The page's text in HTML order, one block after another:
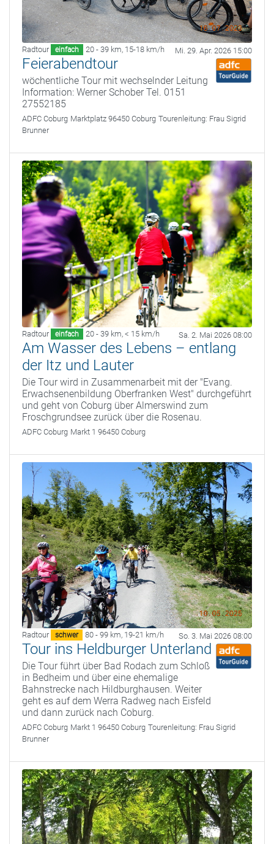
Radtour einfach 20 - 39 km, 15-18 km/h Mi. 29. Apr. 2026 15:00
Feierabendtour
wöchentliche Tour mit wechselnder Leitung
Information: Werner Schober Tel. 0151
27552185
ADFC Coburg Marktplatz 96450 Coburg Tourenleitung: Frau Sigrid
Brunner
Radtour einfach 20 - 39 km, < 15 km/h Sa. 2. Mai 2026 08:00
Am Wasser des Lebens – entlang
der Itz und Lauter
Die Tour wird in Zusammenarbeit mit der "Evang.
Erwachsenenbildung Oberfranken West" durchgeführt
und geht von Coburg über Almerswind zum
Froschgrundsee zurück über die Rosenau.
ADFC Coburg Markt 1 96450 Coburg
Radtour schwer 80 - 99 km, 19-21 km/h So. 3. Mai 2026 08:00
Tour ins Heldburger Unterland
Die Tour führt über Bad Rodach zum Schloß
in Bedheim und über eine ehemalige
Bahnstrecke nach Hildburghausen. Weiter
geht es auf dem Werra Radweg nach Eisfeld
und dann zurück nach Coburg.
ADFC Coburg Markt 1 96450 Coburg Tourenleitung: Frau Sigrid
Brunner